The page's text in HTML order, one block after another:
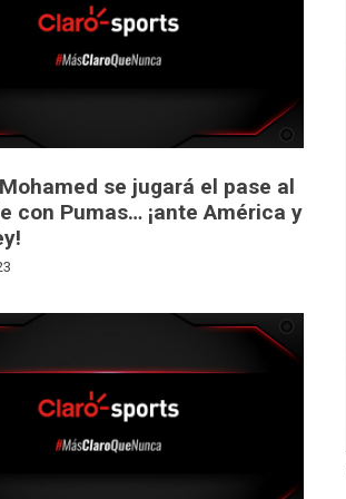
se jugará el pase al
con Pumas… ¡ante América y